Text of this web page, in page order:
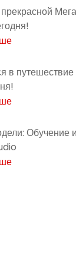
в путешествие
Обучение и